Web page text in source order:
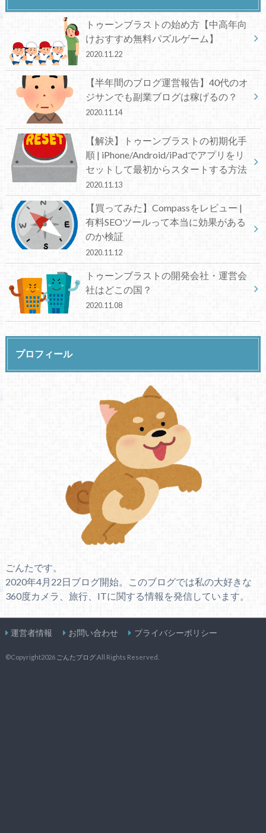
トゥーンブラストの始め方【中高年向
けおすすめ無料パズルゲーム】
2020.11.22
【半年間のブログ運営報告】40代のオ
ジサンでも副業ブログは稼げるの？
2020.11.14
【解決】トゥーンブラストの初期化手
順 | iPhone/Android/iPadでアプリをリ
セットして最初からスタートする方法
2020.11.13
【買ってみた】Compassをレビュー |
有料SEOツールって本当に効果がある
のか検証
2020.11.12
トゥーンブラストの開発会社・運営会
社はどこの国？
2020.11.08
プロフィール
ごんたです。
2020年4月22日ブログ開始。このブログでは私の大好きな
360度カメラ、旅行、ITに関する情報を発信しています。
運営者情報 お問い合わせ プライバシーポリシー
©Copyright2026 ごんたブログ.All Rights Reserved.